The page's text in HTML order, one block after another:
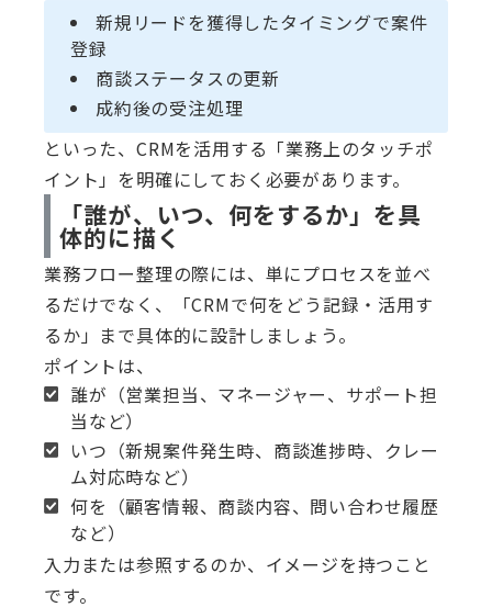
新規リードを獲得したタイミングで案件
登録
商談ステータスの更新
成約後の受注処理
といった、CRMを活用する「業務上のタッチポ
イント」を明確にしておく必要があります。
「誰が、いつ、何をするか」を具
体的に描く
業務フロー整理の際には、単にプロセスを並べ
るだけでなく、「CRMで何をどう記録・活用す
るか」まで具体的に設計しましょう。
ポイントは、
誰が（営業担当、マネージャー、サポート担
当など）
いつ（新規案件発生時、商談進捗時、クレー
ム対応時など）
何を（顧客情報、商談内容、問い合わせ履歴
など）
入力または参照するのか、イメージを持つこと
です。